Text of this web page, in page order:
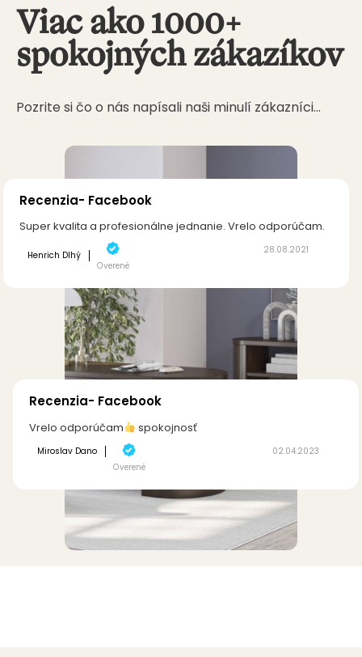
Viac ako 1000+
spokojných zákazíkov
Pozrite si čo o nás napísali naši minulí zákazníci…
Recenzia- Facebook
Super kvalita a profesionálne jednanie. Vrelo odporúčam.
Henrich Dlhý
Overené
28.08.2021
Recenzia- Facebook
Vrelo odporúčam spokojnosť
Miroslav Dano
Overené
02.04.2023